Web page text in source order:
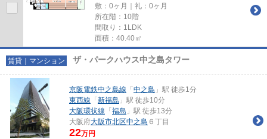
敷：0ヶ月｜礼：0ヶ月
所在階：10階
間取り：1LDK
面積：40.40㎡
賃貸｜マンション ザ・パークハウス中之島タワー
京阪電鉄中之島線 「 中之島 」駅 徒歩1分
東西線 「 新福島 」駅 徒歩10分
大阪環状線 「 福島 」駅 徒歩13分
大阪府大阪市北区中之島 ６丁目
22万円